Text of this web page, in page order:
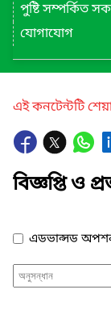
পুষ্টি সম্পর্কিত
যোগাযোগ
এই কনটেন্টটি
বিজ্ঞপ্তি ও
এডভান্সড